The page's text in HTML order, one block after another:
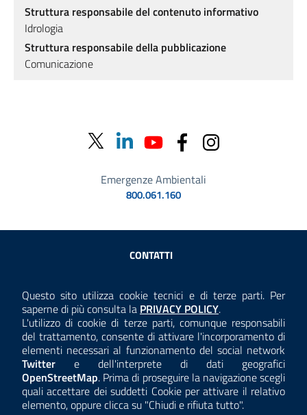
Questo sito utilizza cookie tecnici e di terze parti. Per
saperne di più consulta la Consulta la
PRIVACY POLICY.
L'utilizzo di cookie di terze parti, comunque responsabili
del trattamento, consente di attivare l'incorporamento di
elementi necessari al funzionamento del social network
Twitter e dell'interprete di dati geografici
OpenStreetMap. Prima di proseguire la navigazione scegli
quali accettare dei suddetti Cookie per attivare il relativo
elemento, oppure clicca su "Chiudi e rifiuta tutto".
Struttura responsabile del contenuto informativo
Idrologia
Struttura responsabile della pubblicazione
Comunicazione
Emergenze Ambientali
800.061.160
Sezione Link Utili
CONTATTI
ANTICORRUZIONE
ACCESSIBILITÀ
COOKIE E PRIVACY
TEMI A-Z